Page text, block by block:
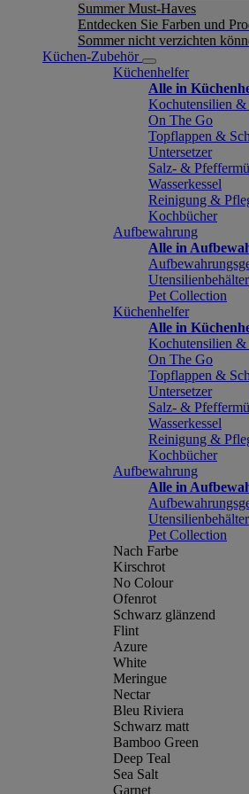
Summer Must-Haves
Entdecken Sie Farben und
Sommer nicht verzichten
Küchen-Zubehör
Küchenhelfer
Alle in
Kochutensilien &
On The Go
Topflappen &
Untersetzer
Salz- &
Wasserkessel
Reinigung &
Kochbücher
Aufbewahrung
Alle in
Utensilienbehälter
Pet Collection
Küchenhelfer
Alle in
Kochutensilien &
On The Go
Topflappen &
Untersetzer
Salz- &
Wasserkessel
Reinigung &
Kochbücher
Aufbewahrung
Alle in
Utensilienbehälter
Pet Collection
Nach Farbe
Kirschrot
No Colour
Ofenrot
Schwarz glänzend
Flint
Azure
White
Meringue
Nectar
Bleu Riviera
Schwarz matt
Bamboo Green
Deep Teal
Sea Salt
Garnet